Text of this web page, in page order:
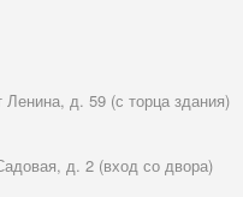
д. 59 (с торца здания)
д. 2 (вход со двора)